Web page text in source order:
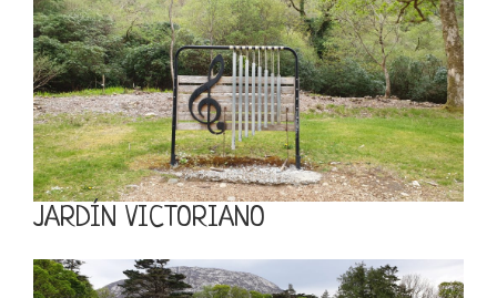
JARDÍN VICTORIANO